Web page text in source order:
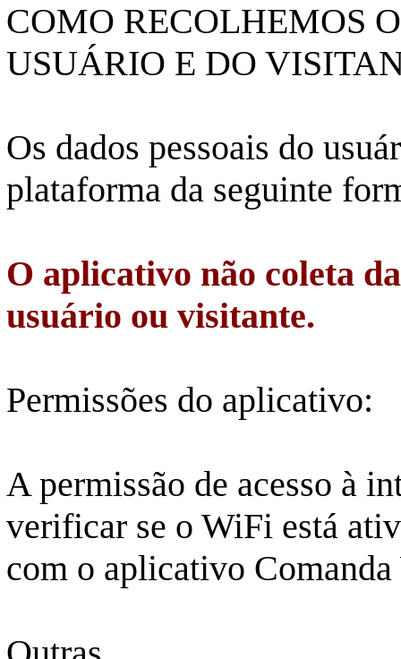
COMO RECOLHEMOS
USUÁRIO E DO
Os dados pessoais do
plataforma da seguinte
O aplicativo não coleta
usuário ou visitante.
Permissões do aplicativo:
A permissão de acesso à
verificar se o WiFi está
com o aplicativo